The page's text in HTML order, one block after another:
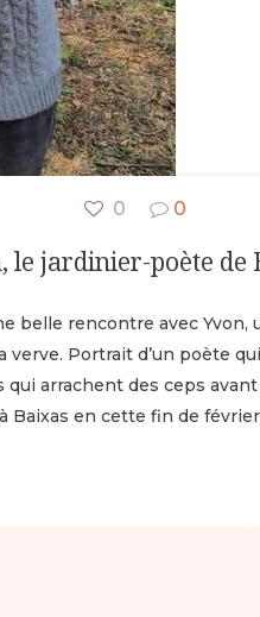
0 0
le jardinier-poète de
belle rencontre avec
verve. Portrait d’un poète
qui arrachent des ceps
Baixas en cette fin de